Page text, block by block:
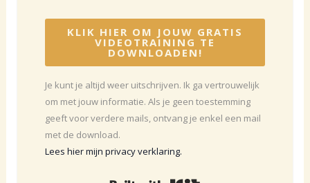
KLIK HIER OM JOUW GRATIS
VIDEOTRAINING TE
DOWNLOADEN!
Je kunt je altijd weer uitschrijven. Ik ga vertrouwelijk
om met jouw informatie. Als je geen toestemming
geeft voor verdere mails, ontvang je enkel een mail
met de download.
Lees hier mijn privacy verklaring.